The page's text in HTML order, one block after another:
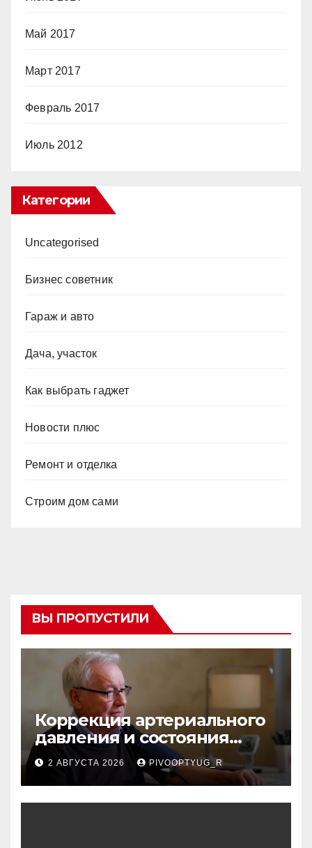
Май 2017
Март 2017
Февраль 2017
Июль 2012
Категории
Uncategorised
Бизнес советник
Гараж и авто
Дача, участок
Как выбрать гаджет
Новости плюс
Ремонт и отделка
Строим дом сами
ВЫ ПРОПУСТИЛИ
Коррекция артериального
давления и состояния
сосудов в профилактике
инсульта
2 АВГУСТА 2026 PIVOOPTYUG_R